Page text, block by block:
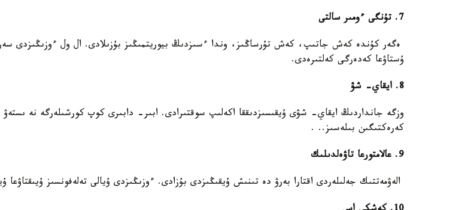
7. تۇنگى ءومىر سالتى
ەگەر كۇندە كەش جاتىپ، كەش تۇرساڭىز، وندا ءسىزدىڭ بيوريتمىڭىز بۇزىلادى. ال ول ءوزىڭىزدى
ۇستاۋعا كەدەرگى كەلتىرەدى.
8. ايقاي- شۋ
وزگە جانداردىڭ ايقاي- شۋى ۇيقىسىزدىققا اكەلىپ سوقتىرادى. ابىر- دابىرى كوپ كورشىلەرگە نە ىستەۋ
كەرەكتىگىن بىلەسىز.. .
9. عالامتورعا تاۋەلدىلىك
الەۋمەتتىك جەلىلەردى اقتارا بەرۋ دە تىنىش ۇيقىڭىزدى بۇزادى. ءوزىڭىزدى ۇيالى تەلەفونسىز ۇيىقتاۋعا